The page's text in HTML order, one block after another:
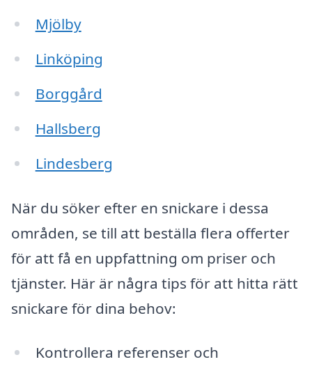
Mjölby
Linköping
Borggård
Hallsberg
Lindesberg
När du söker efter en snickare i dessa
områden, se till att beställa flera offerter
för att få en uppfattning om priser och
tjänster. Här är några tips för att hitta rätt
snickare för dina behov:
Kontrollera referenser och